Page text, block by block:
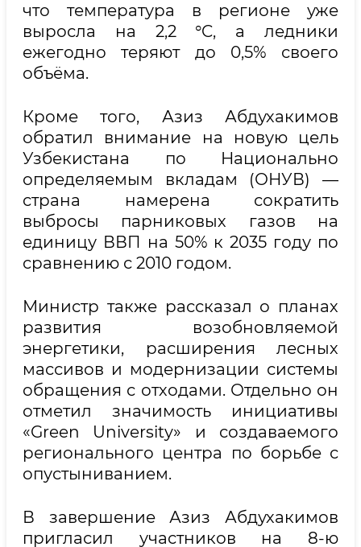
что температура в регионе уже
выросла на 2,2 °C, а ледники
ежегодно теряют до 0,5% своего
объёма.
Кроме того, Азиз Абдухакимов
обратил внимание на новую цель
Узбекистана по Национально
определяемым вкладам (ОНУВ) —
страна намерена сократить
выбросы парниковых газов на
единицу ВВП на 50% к 2035 году по
сравнению с 2010 годом.
Министр также рассказал о планах
развития возобновляемой
энергетики, расширения лесных
массивов и модернизации системы
обращения с отходами. Отдельно он
отметил значимость инициативы
«Green University» и создаваемого
регионального центра по борьбе с
опустыниванием.
В завершение Азиз Абдухакимов
пригласил участников на 8-ю